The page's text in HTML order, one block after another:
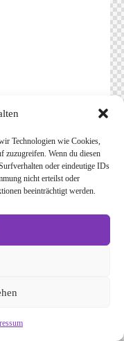
Technologien wie Cookies,
zuzugreifen. Wenn du diesen
oder eindeutige IDs
nicht erteilst oder
beeinträchtigt werden.